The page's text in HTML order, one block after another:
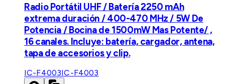
Radio Portátil UHF / Batería 2250 mAh
extrema duración / 400-470 MHz / 5W De
Potencia / Bocina de 1500mW Mas Potente/ ,
16 canales. Incluye: batería, cargador, antena,
tapa de accesorios y clip.
IC-F4003IC-F4003